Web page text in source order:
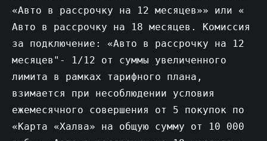
«Авто в рассрочку на 12 месяцев»» или «
Авто в рассрочку на 18 месяцев. Комиссия
за подключение: «Авто в рассрочку на 12
месяцев"- 1/12 от суммы увеличенного
лимита в рамках тарифного плана,
взимается при несоблюдении условия
ежемесячного совершения от 5 покупок по
«Карта «Халва» на общую сумму от 10 000